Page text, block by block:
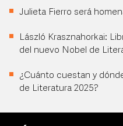
Julieta Fierro será
László Krasznahorkai:
del nuevo Nobel de
¿Cuánto cuestan y
de Literatura 2025?